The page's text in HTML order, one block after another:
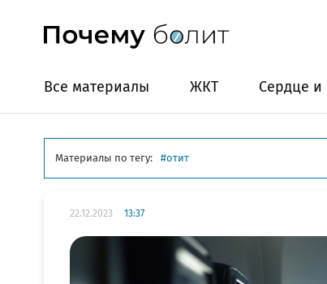
Все материалы ЖКТ Сердце и
Материалы по тегу: отит
22.12.2023 13:37